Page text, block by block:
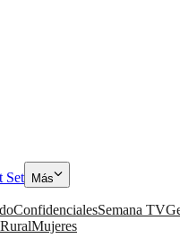
Set Más
ConfidencialesSemana TV
Mujeres